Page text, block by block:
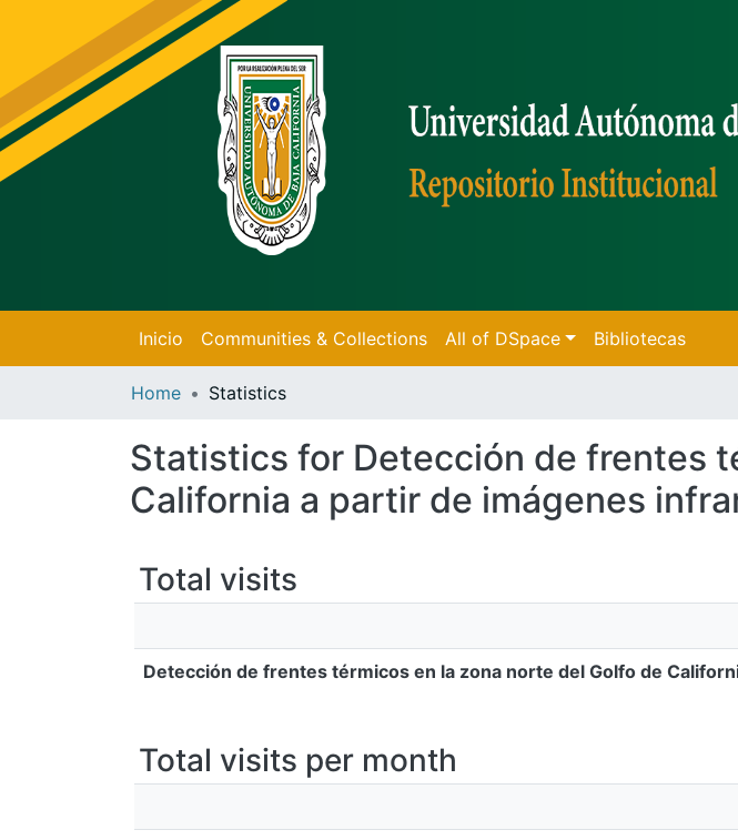
Inicio Communities & Collections All of DSpace Bibliotecas
Home Statistics
Statistics for Detección de frentes
California a partir de imágenes
Total visits
Detección de frentes térmicos en la zona norte del Golfo de
Total visits per month